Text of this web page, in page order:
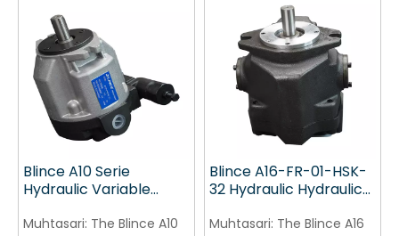
Blince A10 Serie
Hydraulic Variable
Muhtasari: The Blince A10
Blince A16-FR-01-HSK-
32 Hydraulic Hydraulic
Muhtasari: The Blince A16